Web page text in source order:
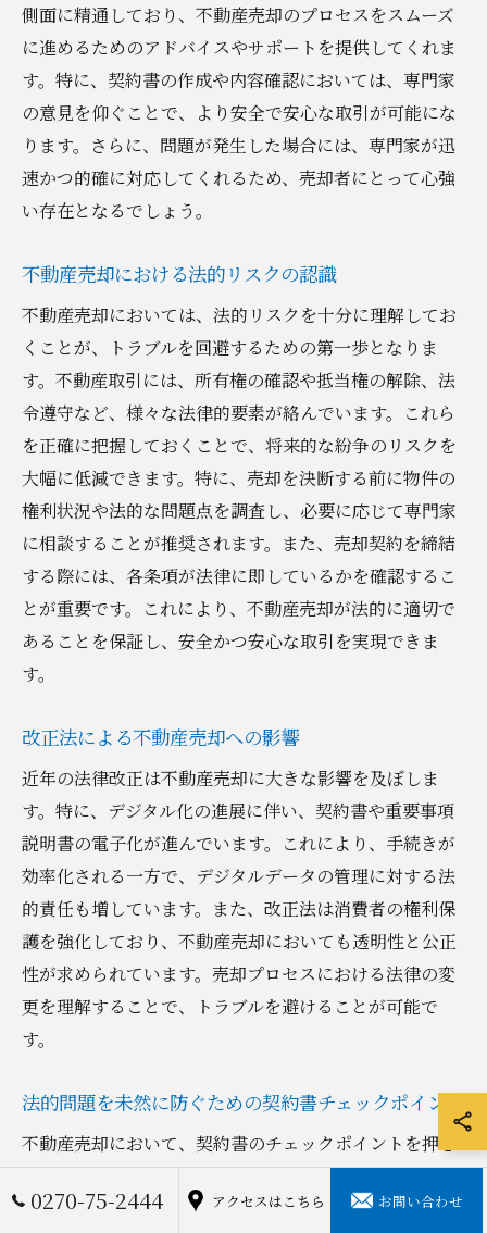
側面に精通しており、不動産売却のプロセスをスムーズ
に進めるためのアドバイスやサポートを提供してくれま
す。特に、契約書の作成や内容確認においては、専門家
の意見を仰ぐことで、より安全で安心な取引が可能にな
ります。さらに、問題が発生した場合には、専門家が迅
速かつ的確に対応してくれるため、売却者にとって心強
い存在となるでしょう。
不動産売却における法的リスクの認識
不動産売却においては、法的リスクを十分に理解してお
くことが、トラブルを回避するための第一歩となりま
す。不動産取引には、所有権の確認や抵当権の解除、法
令遵守など、様々な法律的要素が絡んでいます。これら
を正確に把握しておくことで、将来的な紛争のリスクを
大幅に低減できます。特に、売却を決断する前に物件の
権利状況や法的な問題点を調査し、必要に応じて専門家
に相談することが推奨されます。また、売却契約を締結
する際には、各条項が法律に即しているかを確認するこ
とが重要です。これにより、不動産売却が法的に適切で
あることを保証し、安全かつ安心な取引を実現できま
す。
改正法による不動産売却への影響
近年の法律改正は不動産売却に大きな影響を及ぼしま
す。特に、デジタル化の進展に伴い、契約書や重要事項
説明書の電子化が進んでいます。これにより、手続きが
効率化される一方で、デジタルデータの管理に対する法
的責任も増しています。また、改正法は消費者の権利保
護を強化しており、不動産売却においても透明性と公正
性が求められています。売却プロセスにおける法律の変
更を理解することで、トラブルを避けることが可能で
す。
法的問題を未然に防ぐための契約書チェックポイント
不動産売却において、契約書のチェックポイントを押さ
えることは非常に重要です。まず、契約書には売主と買
主の基本情報を正確に記載することが求められます。ま
0270-75-2444 アクセスはこちら お問い合わせ